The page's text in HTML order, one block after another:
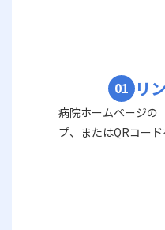
01 リ
病院ホームページの
プ、またはQRコー